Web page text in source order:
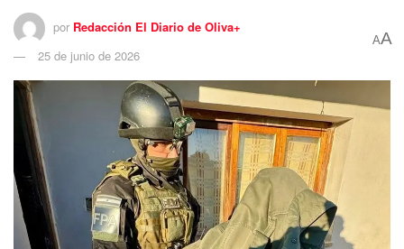
por Redacción El Diario de Oliva+
25 de junio de 2026
AA